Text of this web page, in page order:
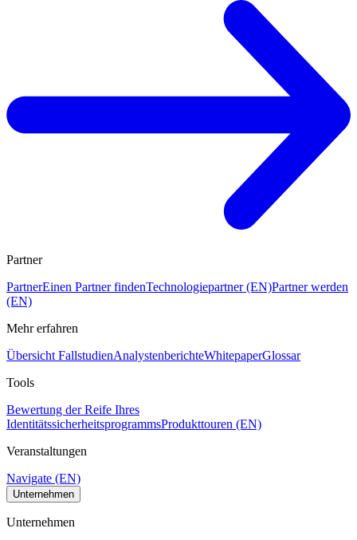
Partner
PartnerEinen Partner findenTechnologiepartner (EN)Partner werden
(EN)
Mehr erfahren
Übersicht FallstudienAnalystenberichteWhitepaperGlossar
Tools
Bewertung der Reife Ihres
IdentitätssicherheitsprogrammsProdukttouren (EN)
Veranstaltungen
Navigate (EN)
Unternehmen
Unternehmen